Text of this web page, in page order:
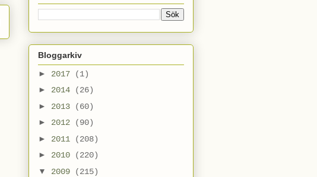
Bloggarkiv
► 2017
(1)
► 2014
(26)
► 2013
(60)
► 2012
(90)
► 2011
(208)
► 2010
(220)
▼ 2009
(215)